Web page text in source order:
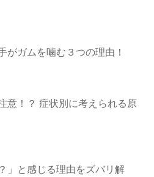
がガムを噛む３つの理由！
意！？ 症状別に考えられる原
」と感じる理由をズバリ解